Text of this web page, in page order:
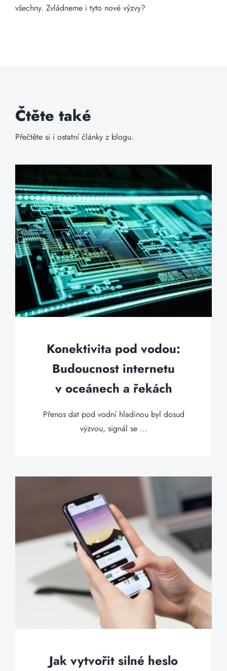
všechny. Zvládneme i tyto nové výzvy?
Čtěte také
Přečtěte si i ostatní články z blogu.
Konektivita pod vodou:
Budoucnost internetu
v oceánech a řekách
Přenos dat pod vodní hladinou byl dosud
výzvou, signál se ...
Jak vytvořit silné heslo